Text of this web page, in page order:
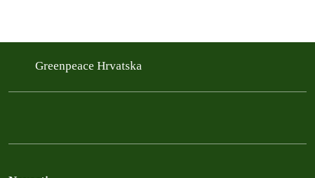
Greenpeace Hrvatska